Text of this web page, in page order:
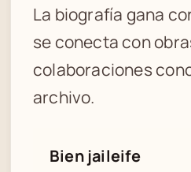
La biografía gana
se conecta con
colaboraciones
archivo.
Bien jaileife